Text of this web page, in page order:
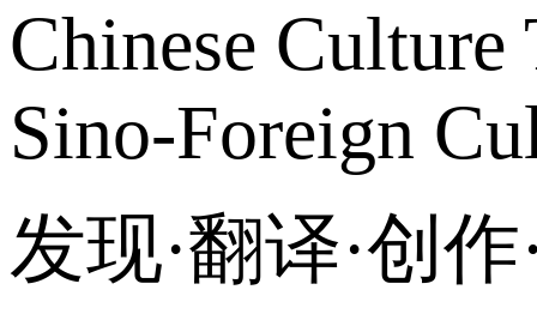
Chinese
Sino-Foreign
发现·翻译·创